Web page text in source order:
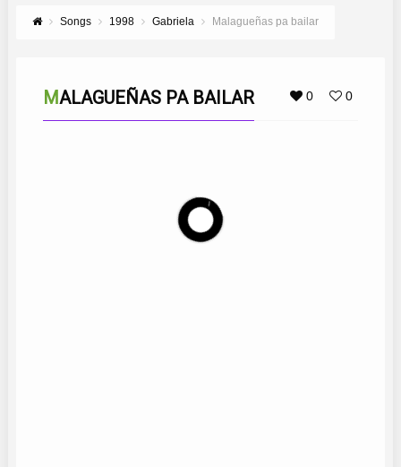
Songs 1998 Gabriela Malagueñas pa bailar
0 0
MALAGUEÑAS PA BAILAR